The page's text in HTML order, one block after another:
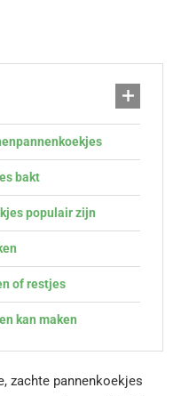
bakt
populair zijn
of restjes
kan maken
zachte pannenkoekjes